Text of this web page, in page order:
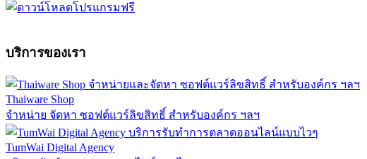
บริการของเรา
Thaiware Shop
จำหน่าย จัดหา ซอฟต์แวร์ลิขสิทธิ์ สำหรับองค์กร ฯลฯ
TumWai Digital Agency